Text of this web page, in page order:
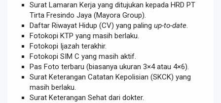
Surat Lamaran Kerja yang ditujukan kepada HRD PT
Tirta Fresindo Jaya (Mayora Group).
Daftar Riwayat Hidup (CV) yang paling up-to-date.
Fotokopi KTP yang masih berlaku.
Fotokopi Ijazah terakhir.
Fotokopi SIM C yang masih aktif.
Pas Foto terbaru (biasanya ukuran 3×4 atau 4×6).
Surat Keterangan Catatan Kepolisian (SKCK) yang
masih berlaku.
Surat Keterangan Sehat dari dokter.